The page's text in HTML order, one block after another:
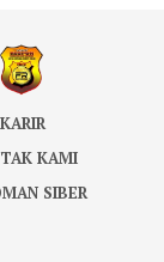
KARIR
KAMI
SIBER